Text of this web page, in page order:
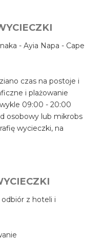
- Ayia Napa - Cape
czas na postoje i
i plażowanie
09:00 - 20:00
osobowy lub mikrobs
wycieczki, na
z hoteli i